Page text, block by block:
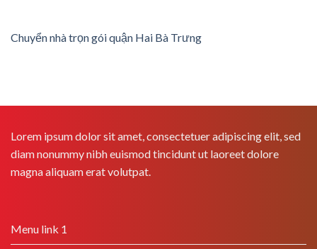
Chuyển nhà trọn gói quận Hai Bà Trưng
Lorem ipsum dolor sit amet, consectetuer adipiscing elit, sed
diam nonummy nibh euismod tincidunt ut laoreet dolore
magna aliquam erat volutpat.
Menu link 1